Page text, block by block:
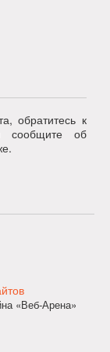
обратитесь к
сообщите об
«Веб-Арена»